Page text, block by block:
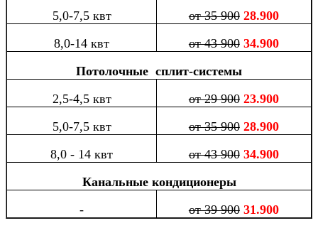
5,0-7,5 квт
от 35 90028.900
8,0-14 квт
от 43 90034.900
Потолочные сплит-системы
2,5-4,5 квт
от 29 90023.900
5,0-7,5 квт
от 35 90028.900
8,0 - 14 квт
от 43 90034.900
Канальные кондиционеры
-
от 39 90031.900